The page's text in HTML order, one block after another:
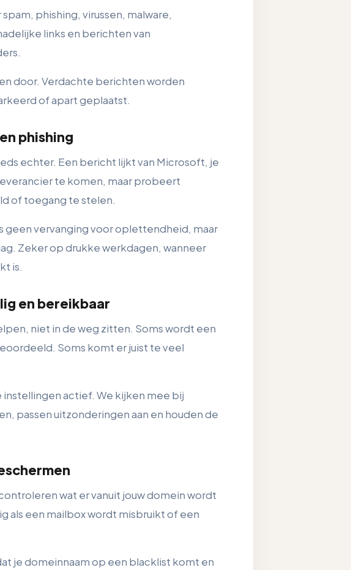
phishing, virussen, malware,
links en berichten van
door. Verdachte berichten worden
of apart geplaatst.
phishing
echter. Een bericht lijkt van Microsoft, je
te komen, maar probeert
of toegang te stelen.
geen vervanging voor oplettendheid, maar
Zeker op drukke werkdagen, wanneer
is.
en bereikbaar
niet in de weg zitten. Soms wordt een
Soms komt er juist te veel
instellingen actief. We kijken mee bij
passen uitzonderingen aan en houden de
wat er vanuit jouw domein wordt
als een mailbox wordt misbruikt of een
je domeinnaam op een blacklist komt en